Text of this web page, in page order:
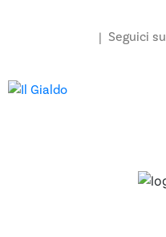
| Seguici su